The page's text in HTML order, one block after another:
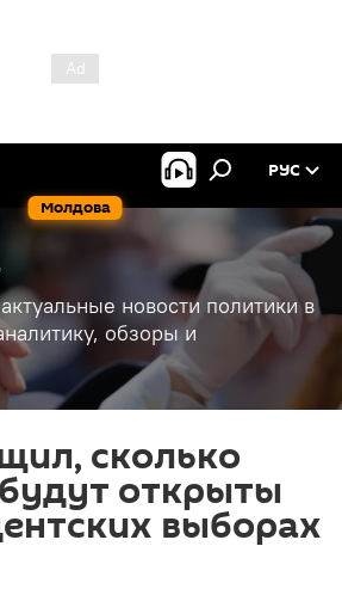
Молдова
РУС
новости политики в
обзоры и
сколько
открыты
выборах